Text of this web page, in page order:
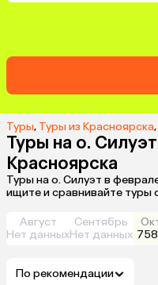
Туры, Туры из Красноярска,
Туры на о.
Красноярска
Туры на о. Силуэт в
ищите и сравнивайте туры
Август
Нет данных
Сентябрь
Нет данных
По рекомендации